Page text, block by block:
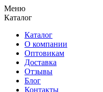
Меню
Каталог
Каталог
О компании
Оптовикам
Доставка
Отзывы
Блог
Контакты